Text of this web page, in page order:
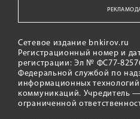
Сетевое издание bnkirov.ru
Регистрационный номер и
регистрации: Эл № ФС77-
Федеральной службой по
информационных
коммуникаций. Учредитель
ограниченной